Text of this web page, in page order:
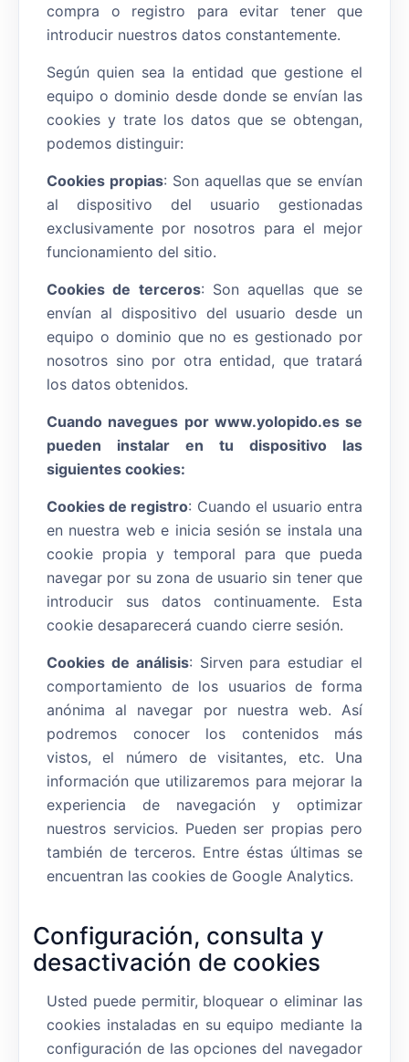
compra o registro para evitar tener que
introducir nuestros datos constantemente.
Según quien sea la entidad que gestione el
equipo o dominio desde donde se envían las
cookies y trate los datos que se obtengan,
podemos distinguir:
Cookies propias: Son aquellas que se envían
al dispositivo del usuario gestionadas
exclusivamente por nosotros para el mejor
funcionamiento del sitio.
Cookies de terceros: Son aquellas que se
envían al dispositivo del usuario desde un
equipo o dominio que no es gestionado por
nosotros sino por otra entidad, que tratará
los datos obtenidos.
Cuando navegues por www.yolopido.es se
pueden instalar en tu dispositivo las
siguientes cookies:
Cookies de registro: Cuando el usuario entra
en nuestra web e inicia sesión se instala una
cookie propia y temporal para que pueda
navegar por su zona de usuario sin tener que
introducir sus datos continuamente. Esta
cookie desaparecerá cuando cierre sesión.
Cookies de análisis: Sirven para estudiar el
comportamiento de los usuarios de forma
anónima al navegar por nuestra web. Así
podremos conocer los contenidos más
vistos, el número de visitantes, etc. Una
información que utilizaremos para mejorar la
experiencia de navegación y optimizar
nuestros servicios. Pueden ser propias pero
también de terceros. Entre éstas últimas se
encuentran las cookies de Google Analytics.
Configuración, consulta y
desactivación de cookies
Usted puede permitir, bloquear o eliminar las
cookies instaladas en su equipo mediante la
configuración de las opciones del navegador